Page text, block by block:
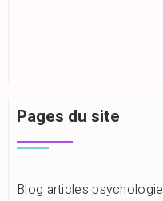
Pages du site
Blog articles psychologie